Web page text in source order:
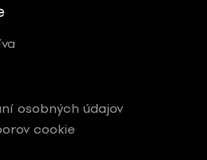
osobných údajov
cookie